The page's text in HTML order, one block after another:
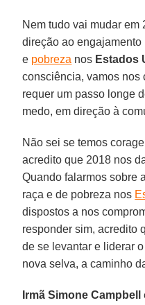
Nem tudo vai mudar em
direção ao
e pobreza nos Estados
consciência, vamos nos
requer um passo longe
medo, em direção à
Não sei se temos
acredito que 2018 nos
Quando falarmos sobre
raça e de pobreza nos
dispostos a nos
responder sim, acredito
de se levantar e liderar
nova selva, a caminho
Irmã Simone Campbell